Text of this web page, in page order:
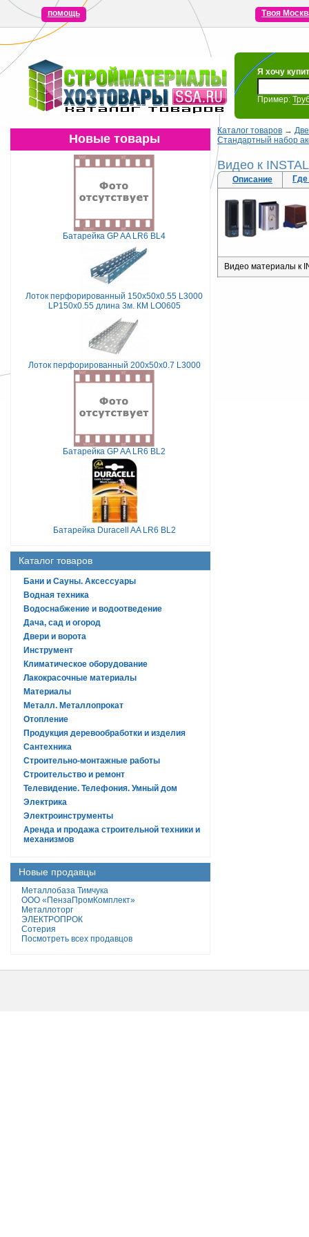
помощь Твоя
Я хочу
Пример:
Новые товары
Батарейка GP AA LR6 BL4
Лоток перфорированный 150х50х0.55 L3000
LP150х0.55 длина 3м. КМ LO0605
Лоток перфорированный 200х50х0.7 L3000
Батарейка GP AA LR6 BL2
Батарейка Duracell AA LR6 BL2
Каталог товаров
Бани и Сауны. Аксессуары
Водная техника
Водоснабжение и водоотведение
Дача, сад и огород
Двери и ворота
Инструмент
Климатическое оборудование
Лакокрасочные материалы
Материалы
Металл. Металлопрокат
Отопление
Продукция деревообработки и изделия
Сантехника
Строительно-монтажные работы
Строительство и ремонт
Телевидение. Телефония. Умный дом
Электрика
Электроинструменты
Аренда и продажа строительной техники и
механизмов
Новые продавцы
Металлобаза Тимчука
ООО «ПензаПромКомплект»
Металлоторг
ЭЛЕКТРОПРОК
Сотерия
Посмотреть всех продавцов
Каталог товаров →
Стандартный набор
Видео к
Описание
Видео материалы к